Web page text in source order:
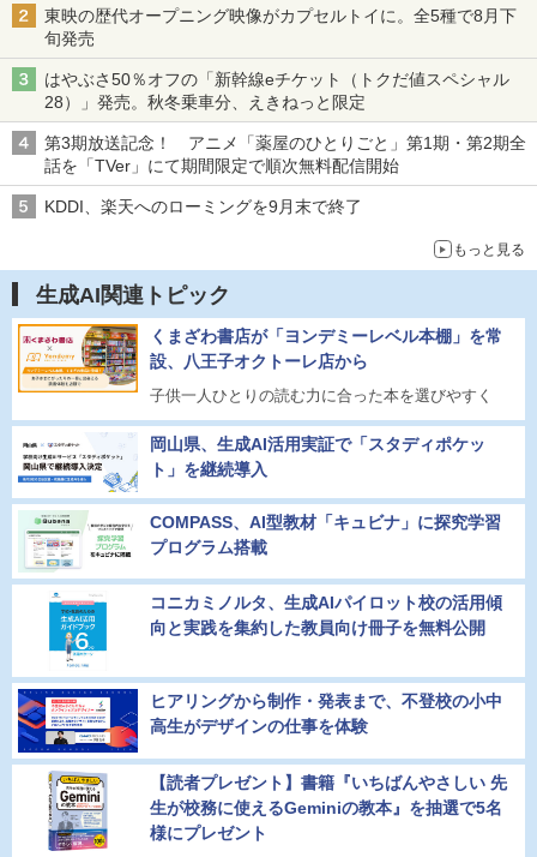
東映の歴代オープニング映像がカプセルトイに。全5種で8月下
旬発売
はやぶさ50％オフの「新幹線eチケット（トクだ値スペシャル
28）」発売。秋冬乗車分、えきねっと限定
第3期放送記念！ アニメ「薬屋のひとりごと」第1期・第2期全
話を「TVer」にて期間限定で順次無料配信開始
KDDI、楽天へのローミングを9月末で終了
もっと見る
生成AI関連トピック
くまざわ書店が「ヨンデミーレベル本棚」を常
設、八王子オクトーレ店から
子供一人ひとりの読む力に合った本を選びやすく
岡山県、生成AI活用実証で「スタディポケッ
ト」を継続導入
COMPASS、AI型教材「キュビナ」に探究学習
プログラム搭載
コニカミノルタ、生成AIパイロット校の活用傾
向と実践を集約した教員向け冊子を無料公開
ヒアリングから制作・発表まで、不登校の小中
高生がデザインの仕事を体験
【読者プレゼント】書籍『いちばんやさしい 先
生が校務に使えるGeminiの教本』を抽選で5名
様にプレゼント